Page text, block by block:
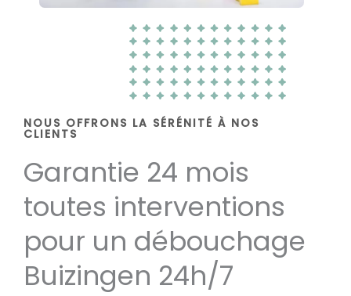
NOUS OFFRONS LA SÉRÉNITÉ À NOS
CLIENTS
Garantie 24 mois
toutes interventions
pour un débouchage
Buizingen 24h/7